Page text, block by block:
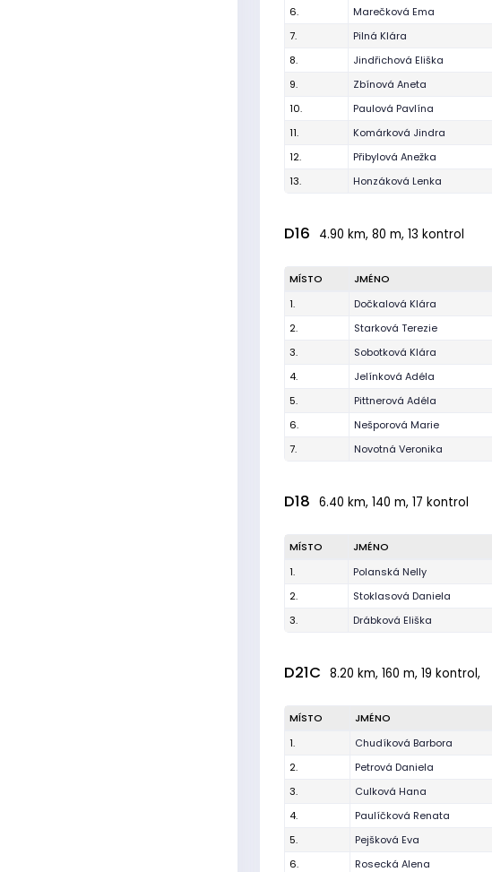
6.
Marečková Ema
7.
Pilná Klára
8.
Jindřichová Eliška
9.
Zbínová Aneta
10.
Paulová Pavlína
11.
Komárková Jindra
12.
Přibylová Anežka
13.
Honzáková Lenka
D16 4.90 km, 80 m, 13 kontrol
MÍSTO JMÉNO
1.
Dočkalová Klára
2.
Starková Terezie
3.
Sobotková Klára
4.
Jelínková Adéla
5.
Pittnerová Adéla
6.
Nešporová Marie
7.
Novotná Veronika
D18 6.40 km, 140 m, 17 kontrol
MÍSTO JMÉNO
1.
Polanská Nelly
2.
Stoklasová Daniela
3.
Drábková Eliška
D21C 8.20 km, 160 m, 19 kontrol,
MÍSTO JMÉNO
1.
Chudíková Barbora
2.
Petrová Daniela
3.
Culková Hana
4.
Paulíčková Renata
5.
Pejšková Eva
6.
Rosecká Alena